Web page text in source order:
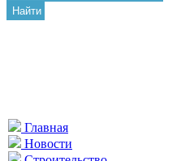
Найти
Главная
Новости